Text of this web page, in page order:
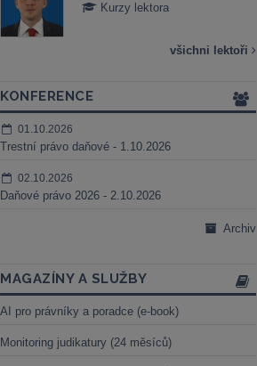
Kurzy lektora
všichni lektoři
KONFERENCE
01.10.2026
Trestní právo daňové - 1.10.2026
02.10.2026
Daňové právo 2026 - 2.10.2026
Archiv
MAGAZÍNY A SLUŽBY
AI pro právníky a poradce (e-book)
Monitoring judikatury (24 měsíců)